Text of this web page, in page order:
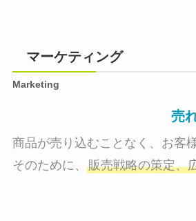
マーケティング
Marketing
売
商品が売り込むことなく、お客
そのために、 販売戦略の策定、